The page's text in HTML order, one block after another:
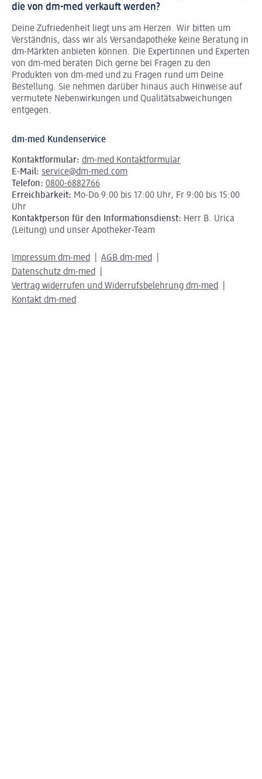
die von dm-med verkauft werden?
Deine Zufriedenheit liegt uns am Herzen. Wir bitten um
Verständnis, dass wir als Versandapotheke keine Beratung in
dm-Märkten anbieten können. Die Expertinnen und Experten
von dm-med beraten Dich gerne bei Fragen zu den
Produkten von dm-med und zu Fragen rund um Deine
Bestellung. Sie nehmen darüber hinaus auch Hinweise auf
vermutete Nebenwirkungen und Qualitätsabweichungen
entgegen.
dm-med Kundenservice
Kontaktformular: dm-med Kontaktformular
E-Mail: service@dm-med.com
Telefon: 0800-6882766
Erreichbarkeit: Mo-Do 9:00 bis 17:00 Uhr, Fr 9:00 bis 15:00
Uhr
Kontaktperson für den Informationsdienst: Herr B. Urica
(Leitung) und unser Apotheker-Team
Impressum dm-med
AGB dm-med
Datenschutz dm-med
Vertrag widerrufen und Widerrufsbelehrung dm-med
Kontakt dm-med